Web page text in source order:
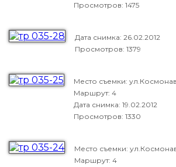
Просмотров: 1475
Дата снимка: 26.02.2012
Просмотров: 1379
Место съемки:
Маршрут: 4
Дата снимка: 19.02.2012
Просмотров: 1330
Место съемки:
Маршрут: 4